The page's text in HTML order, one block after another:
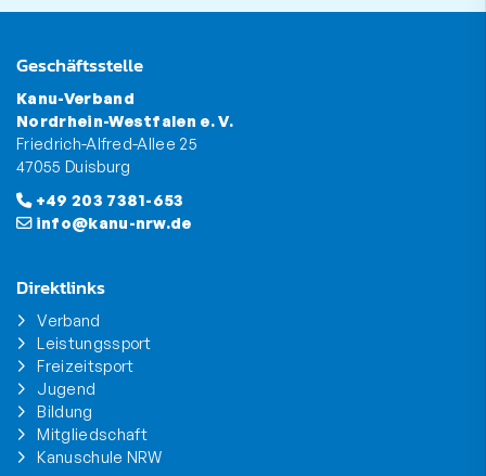
Geschäftsstelle
Kanu-Verband
Nordrhein-Westfalen e. V.
Friedrich-Alfred-Allee 25
47055 Duisburg
+49 203 7381-653
info@kanu-nrw.de
Direktlinks
Verband
Leistungssport
Freizeitsport
Jugend
Bildung
Mitgliedschaft
Kanuschule NRW